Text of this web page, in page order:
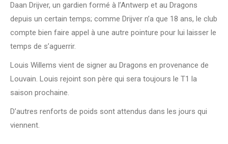
Daan Drijver, un gardien formé à l’Antwerp et au Dragons
depuis un certain temps; comme Drijver n’a que 18 ans, le club
compte bien faire appel à une autre pointure pour lui laisser le
temps de s’aguerrir.
Louis Willems vient de signer au Dragons en provenance de
Louvain. Louis rejoint son père qui sera toujours le T1 la
saison prochaine.
D’autres renforts de poids sont attendus dans les jours qui
viennent.